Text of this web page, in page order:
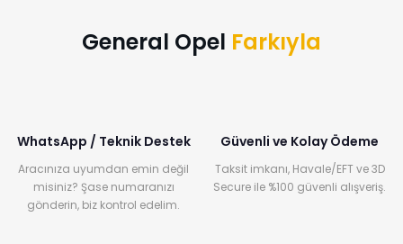
General Opel Farkıyla
WhatsApp / Teknik Destek
Aracınıza uyumdan emin değil
misiniz? Şase numaranızı
gönderin, biz kontrol edelim.
Güvenli ve Kolay Ödeme
Taksit imkanı, Havale/EFT ve 3D
Secure ile %100 güvenli alışveriş.